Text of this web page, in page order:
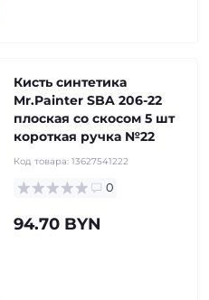
Кисть синтетика
Mr.Painter SBA 206-22
плоская со скосом 5 шт
короткая ручка №22
Код товара: 13627541222
0
94.70 BYN